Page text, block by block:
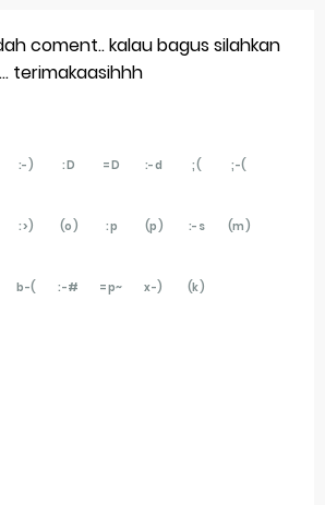
coment.. kalau bagus silahkan
terimakaasihhh
:-) :D =D :-d ;( ;-(
:>) (o) :p (p) :-s (m)
b-( :-# =p~ x-) (k)